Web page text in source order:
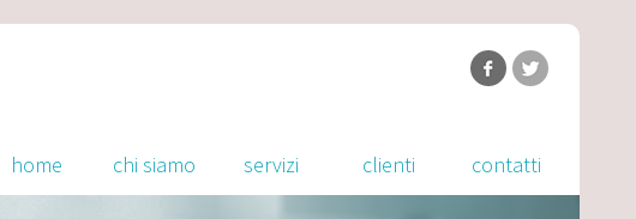
home chi siamo servizi clienti contatti